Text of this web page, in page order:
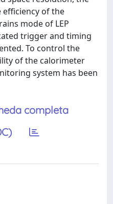
of the
mode of LEP
trigger and timing
To control the
of the calorimeter
system has been
completa